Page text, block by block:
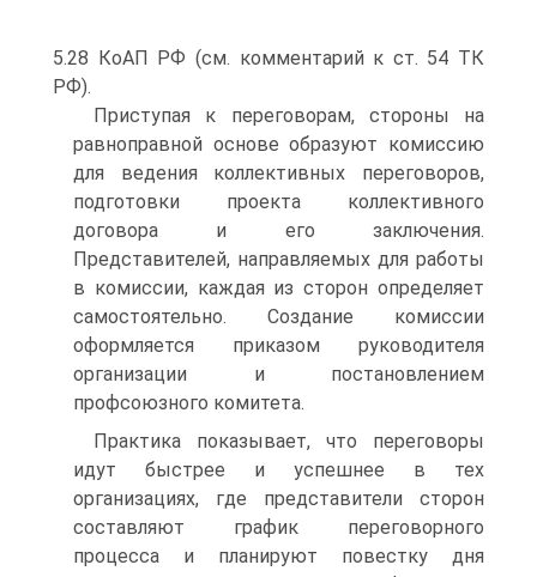
5.28 КоАП РФ (см. комментарий к ст. 54 ТК
РФ).
Приступая к переговорам, стороны на
равноправной основе образуют комиссию
для ведения коллективных переговоров,
подготовки проекта коллективного
договора и его заключения.
Представителей, направляемых для работы
в комиссии, каждая из сторон определяет
самостоятельно. Создание комиссии
оформляется приказом руководителя
организации и постановлением
профсоюзного комитета.
Практика показывает, что переговоры
идут быстрее и успешнее в тех
организациях, где представители сторон
составляют график переговорного
процесса и планируют повестку дня